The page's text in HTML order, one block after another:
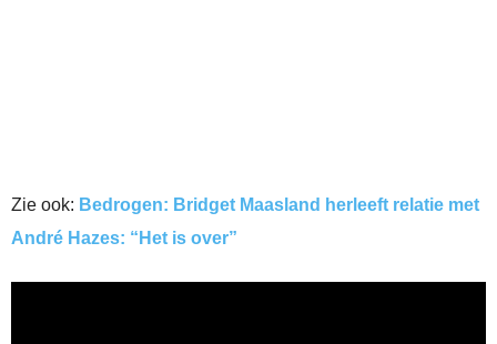
Zie ook: Bedrogen: Bridget Maasland herleeft relatie met
André Hazes: “Het is over”